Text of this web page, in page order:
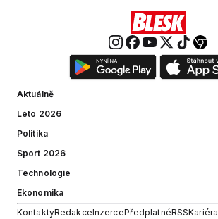
Aktuálně
Léto 2026
Politika
Sport 2026
Technologie
Ekonomika
KontaktyRedakceInzercePředplatnéRSSKariéra